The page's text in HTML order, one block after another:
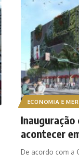
ECONOMIA E
acontecer
De acordo com a